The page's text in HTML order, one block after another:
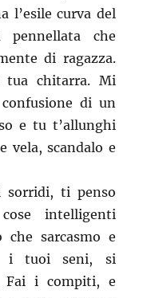
l’esile curva del
che
di ragazza.
tua chitarra. Mi
di un
e tu t’allunghi
vela, scandalo e
sorridi, ti penso
intelligenti
sarcasmo e
i tuoi seni, si
Fai i compiti, e